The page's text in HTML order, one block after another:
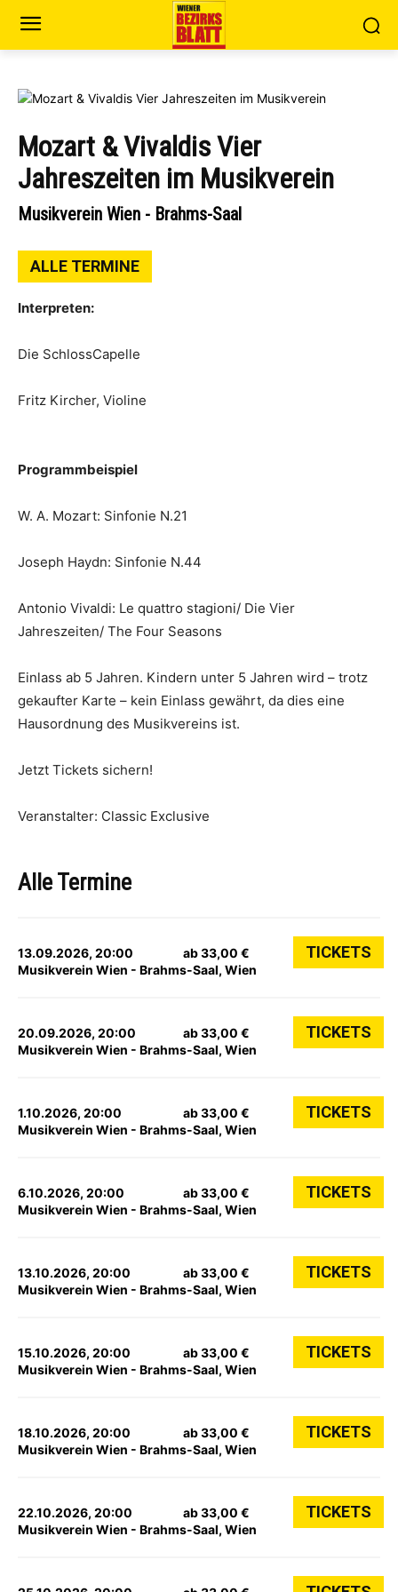
Mozart & Vivaldis Vier
Jahreszeiten im Musikverein
Musikverein Wien - Brahms-Saal
ALLE TERMINE
Interpreten:
Die SchlossCapelle
Fritz Kircher, Violine
Programmbeispiel
W. A. Mozart: Sinfonie N.21
Joseph Haydn: Sinfonie N.44
Antonio Vivaldi: Le quattro stagioni/ Die Vier
Jahreszeiten/ The Four Seasons
Einlass ab 5 Jahren. Kindern unter 5 Jahren wird – trotz
gekaufter Karte – kein Einlass gewährt, da dies eine
Hausordnung des Musikvereins ist.
Jetzt Tickets sichern!
Veranstalter: Classic Exclusive
Alle Termine
13.09.2026, 20:00
Musikverein Wien - Brahms-Saal, Wien
ab 33,00 € TICKETS
20.09.2026, 20:00
Musikverein Wien - Brahms-Saal, Wien
ab 33,00 € TICKETS
1.10.2026, 20:00
Musikverein Wien - Brahms-Saal, Wien
ab 33,00 € TICKETS
6.10.2026, 20:00
Musikverein Wien - Brahms-Saal, Wien
ab 33,00 € TICKETS
13.10.2026, 20:00
Musikverein Wien - Brahms-Saal, Wien
ab 33,00 € TICKETS
15.10.2026, 20:00
Musikverein Wien - Brahms-Saal, Wien
ab 33,00 € TICKETS
18.10.2026, 20:00
Musikverein Wien - Brahms-Saal, Wien
ab 33,00 € TICKETS
22.10.2026, 20:00
Musikverein Wien - Brahms-Saal, Wien
ab 33,00 € TICKETS